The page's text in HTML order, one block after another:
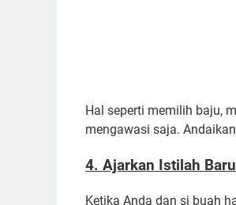
Hal seperti memilih baju,
mengawasi saja.
4. Ajarkan Istilah Baru
Ketika Anda dan si buah